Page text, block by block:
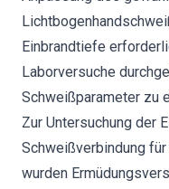
Einbrandtiefe
Laborversuche
Schweißparameter zu
Zur Untersuchung der
Schweißverbindung
wurden